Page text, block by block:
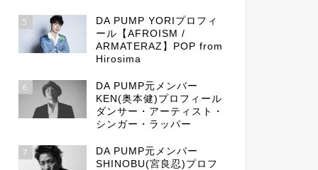
5
DA PUMP YORIプロフィ
ール【AFROISM /
ARMATERAZ】POP from
Hirosima
6
DA PUMP元メンバー
KEN(奥本健)プロフィール
ダンサー・アーティスト・
シンガー・ラッパー
7
DA PUMP元メンバー
SHINOBU(宮良忍)プロフ